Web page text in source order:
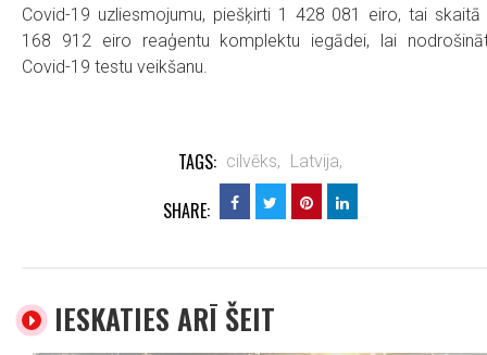
Covid-19 uzliesmojumu, piešķirti 1 428 081 eiro, tai skaitā
168 912 eiro reaģentu komplektu iegādei, lai
Covid-19 testu veikšanu.
TAGS: cilvēks, Latvija,
SHARE:
IESKATIES ARĪ ŠEIT